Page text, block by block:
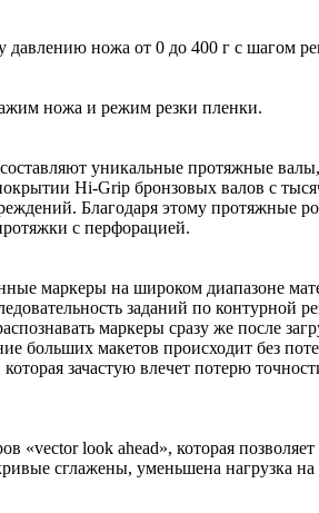
давлению ножа от 0 до 400 г с шагом
ножа и режим резки пленки.
уникальные протяжные
Hi-Grip бронзовых валов с
Благодаря этому протяжные
с перфорацией.
маркеры на широком диапазоне
заданий по контурной
маркеры сразу же после
больших макетов происходит без
зачастую влечет потерю
look ahead», которая позволяет
сглажены, уменьшена нагрузка на